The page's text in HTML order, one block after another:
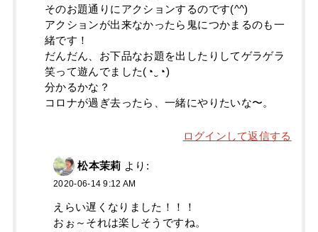
そのお題通りにアクションするのです(^^)
アクションが出来なかったら鬼につかまるのも一
緒です！
だんだん、お下品なお題を出したりしてゲラゲラ
笑って遊んでました(◔‿◔)
分かるかな？
コロナが過ぎ去ったら、一緒にやりたいな〜。
ログインして返信する
松本茉莉 より:
2020-06-14 9:12 AM
えらい遅くなりました！！！
おぉ～それは楽しそうですね。